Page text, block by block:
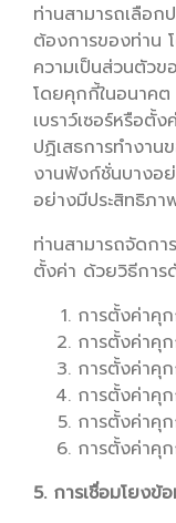
ท่านสามารถเลือก
ต้องการของท่าน
ความเป็นส่วนตัวข
โดยคุกกี้ในอนาค
เบราว์เซอร์หรือตั้
ปฏิเสธการทำงาน
งานฟังก์ชั่นบางอย่
อย่างมีประสิทธิภา
ท่านสามารถจัดกา
ตั้งค่า ด้วยวิธีการ
การตั้งค่าคุก
การตั้งค่าคุก
การตั้งค่าคุก
การตั้งค่าคุก
การตั้งค่าคุก
การตั้งค่าคุก
5. การเชื่อมโยงข้